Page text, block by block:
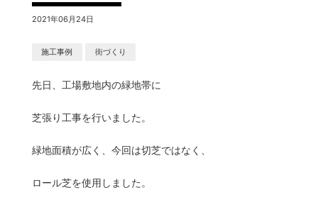
2021年06月24日
施工事例 街づくり
先日、工場敷地内の緑地帯に
芝張り工事を行いました。
緑地面積が広く、今回は切芝ではなく、
ロール芝を使用しました。